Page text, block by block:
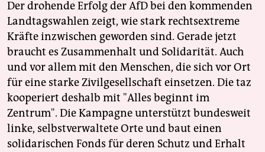
Der drohende Erfolg der AfD bei den kommenden
Landtagswahlen zeigt, wie stark rechtsextreme
Kräfte inzwischen geworden sind. Gerade jetzt
braucht es Zusammenhalt und Solidarität. Auch
und vor allem mit den Menschen, die sich vor Ort
für eine starke Zivilgesellschaft einsetzen. Die taz
kooperiert deshalb mit "Alles beginnt im
Zentrum". Die Kampagne unterstützt bundesweit
linke, selbstverwaltete Orte und baut einen
solidarischen Fonds für deren Schutz und Erhalt